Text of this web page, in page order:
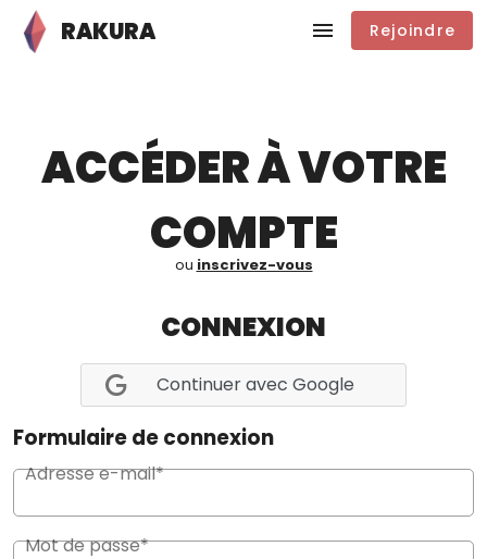
RAKURA Rejoindre
ACCÉDER À VOTRE
COMPTE
ou inscrivez-vous
CONNEXION
Continuer avec Google
Formulaire de connexion
Adresse e-mail*
Mot de passe*